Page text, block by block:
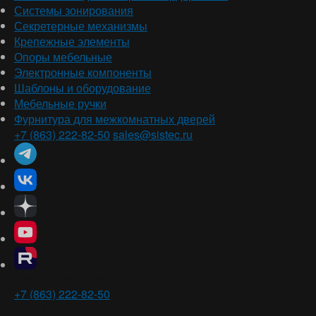
Системы зонирования
Секретерные механизмы
Крепежные элементы
Опоры мебельные
Электронные компоненты
Шаблоны и оборудование
Мебельные ручки
Фурнитура для межкомнатных дверей
+7 (863) 222-82-50 sales@sistec.ru
+7 (863) 222-82-50